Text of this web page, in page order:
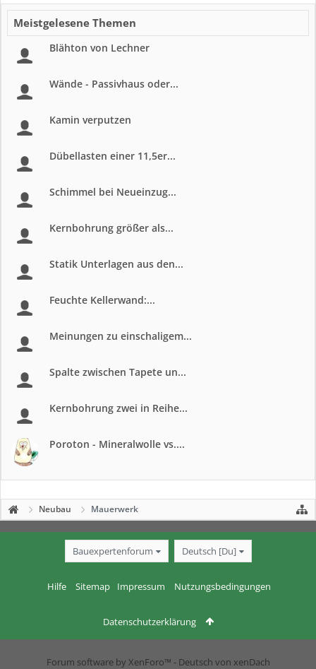
Meistgelesene Themen
Blähton von Lechner
Wände - Passivhaus oder...
Kamin verputzen
Dübellasten einer 11,5er...
Schimmel bei Neueinzug...
Kernbohrung größer als...
Statik Unterlagen aus den...
Feuchte Kellerwand:...
Meinungen zu einschaligem...
Spalte zwischen Tapete un...
Kernbohrung zwei in Reihe...
Poroton - Mineralwolle vs....
Neubau Mauerwerk
Bauexpertenforum Deutsch [Du]
Hilfe Sitemap Impressum Nutzungsbedingungen
Datenschutzerklärung
Forum software by XenForo™ - Deutsch von xenDach